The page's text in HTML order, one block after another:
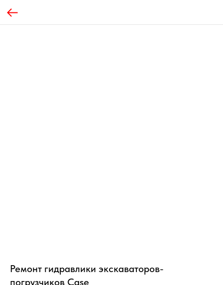
Ремонт гидравлики экскаваторов-
погрузчиков Case